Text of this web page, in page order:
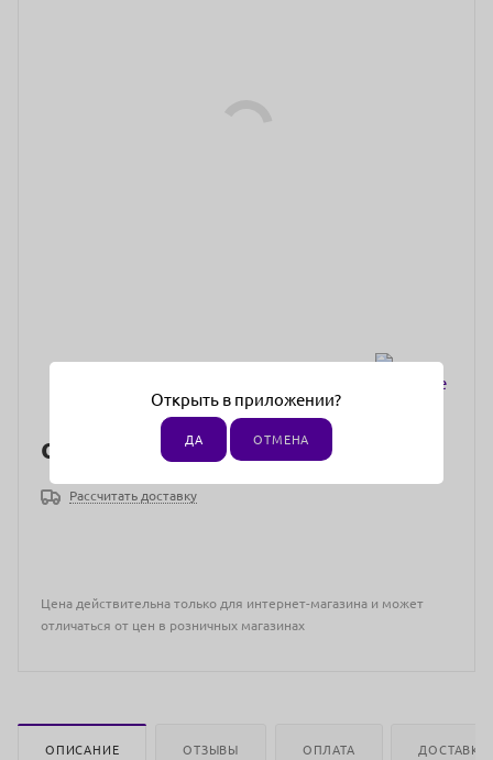
от
Рассчитать доставку
Цена действительна только для интернет-магазина и может
отличаться от цен в розничных магазинах
ОПИСАНИЕ ОТЗЫВЫ ОПЛАТА ДОСТАВКА
Открыть в приложении?
ДА ОТМЕНА